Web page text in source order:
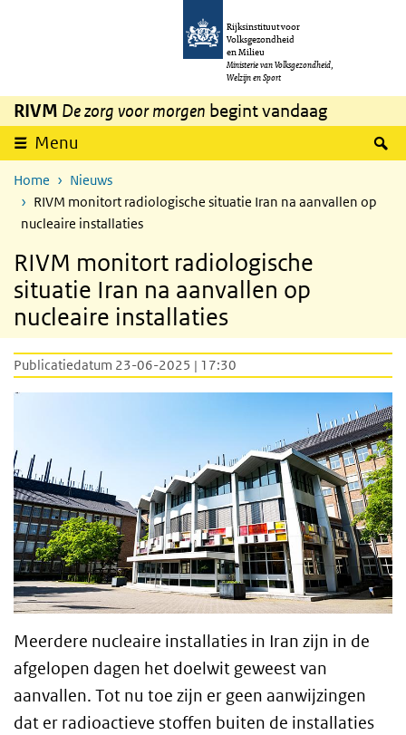
Overslaan en naar de inhoud gaan
Rijksinstituut voor
Volksgezondheid
en Milieu
Ministerie van Volksgezondheid,
Welzijn en Sport
RIVM De zorg voor morgen begint vandaag
Menu
Home
Nieuws
RIVM monitort radiologische situatie Iran na aanvallen op
nucleaire installaties
RIVM monitort radiologische
situatie Iran na aanvallen op
nucleaire installaties
Publicatiedatum 23-06-2025 | 17:30
Meerdere nucleaire installaties in Iran zijn in de
afgelopen dagen het doelwit geweest van
aanvallen. Tot nu toe zijn er geen aanwijzingen
dat er radioactieve stoffen buiten de installaties